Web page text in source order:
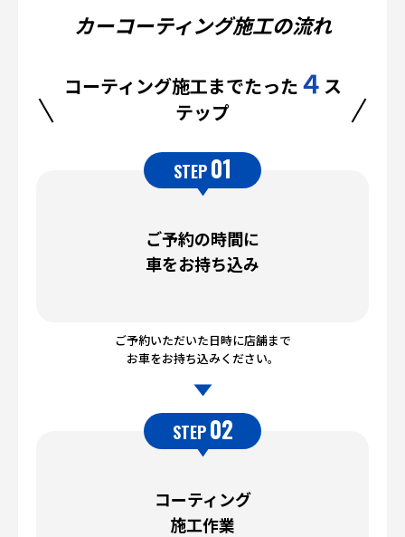
カーコーティング施工の流れ
コーティング施工までたった ４ ス
テップ
STEP01
ご予約の時間に
車をお持ち込み
ご予約いただいた日時に店舗まで
お車をお持ち込みください。
STEP 02
コーティング
施工作業